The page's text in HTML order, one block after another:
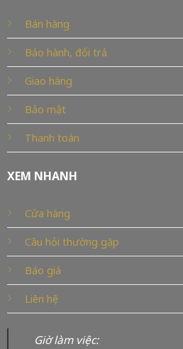
Bán hàng
Bảo hành, đổi trả
Giao hàng
Bảo mật
Thanh toán
XEM NHANH
Cửa hàng
Câu hỏi thường gặp
Báo giá
Liên hệ
Giờ làm việc: